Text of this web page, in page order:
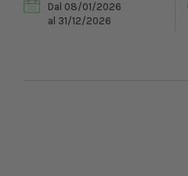
Dal 08/01/2026
al 31/12/2026